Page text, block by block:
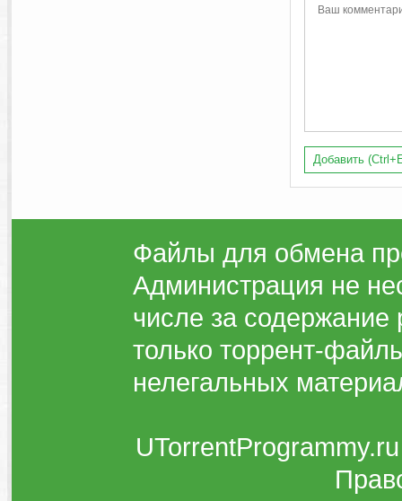
Добавить
Файлы для обмена
Администрация не
числе за
только торрент-
нелегальных
UTorrentProgrammy.ru